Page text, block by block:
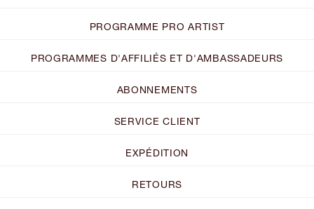
PROGRAMME PRO ARTIST
PROGRAMMES D'AFFILIÉS ET D'AMBASSADEURS
ABONNEMENTS
SERVICE CLIENT
EXPÉDITION
RETOURS